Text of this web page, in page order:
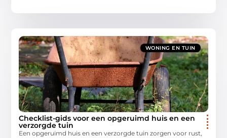
WONING EN TUIN
Checklist-gids voor een opgeruimd huis en een
verzorgde tuin
Een opgeruimd huis en een verzorgde tuin zorgen voor rust,